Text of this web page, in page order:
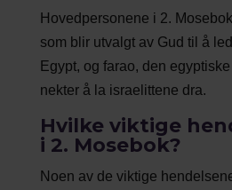
Hovedpersonene i 2.
som blir utvalgt av Gud til å
Egypt, og farao, den
nekter å la israelittene dra.
Hvilke viktige
i 2. Mosebok?
Noen av de viktige